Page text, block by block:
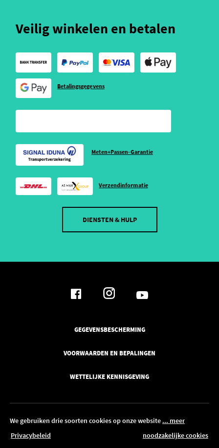
We gebruiken drie soorten cookies op onze website ... meer
Privacybeleid
noodzakelijke cookies
Veilig winkelen en betalen
Betalingsgegevens
Meten+Passen-Garantie
Verzendinformatie
DIENSTEN & HULP
GEGEVENSBESCHERMING
VOORWAARDEN EN BEPALINGEN
WETTELIJKE KENNISGEVING